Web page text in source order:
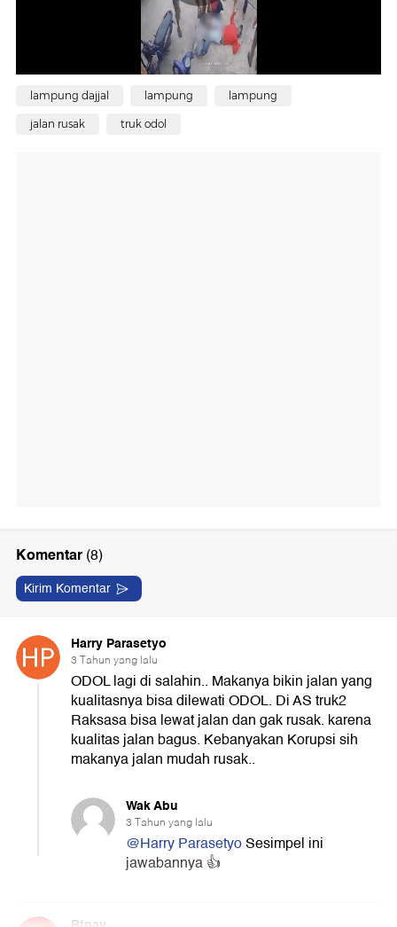
lampung dajjal lampung lampung
jalan rusak truk odol